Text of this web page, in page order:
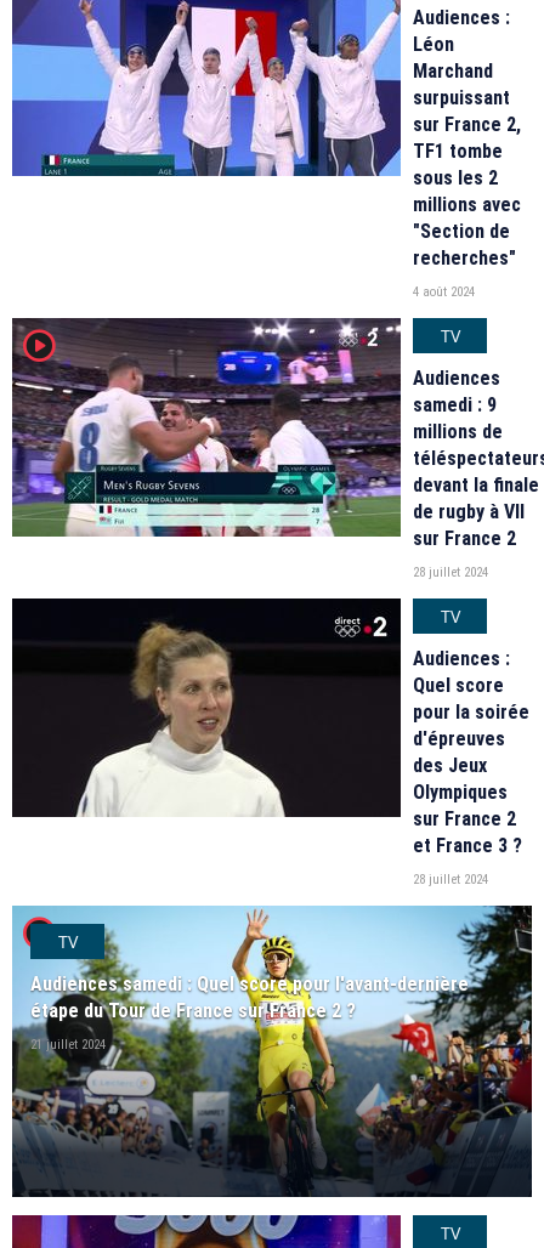
Audiences :
Léon
Marchand
surpuissant
sur France 2,
TF1 tombe
sous les 2
millions avec
"Section de
recherches"
4 août 2024
player2
TV
Audiences
samedi : 9
millions de
devant la finale
de rugby à VII
sur France 2
28 juillet 2024
TV
Audiences :
Quel score
pour la soirée
d'épreuves
des Jeux
Olympiques
sur France 2
et France 3 ?
28 juillet 2024
player2TV
Audiences samedi : Quel score pour l'avant-dernière
étape du Tour de France sur France 2 ?
21 juillet 2024
TV